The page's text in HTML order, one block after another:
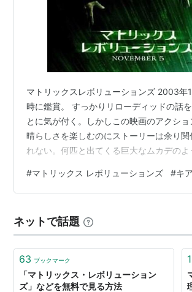
発売日: 2004/04/02
メディア: DVD
購入: 2人クリック: 37
この商品を含むブログ
関連作品
映画
マトリックス
マトリックス リローデッド
アニメ
アニマトリックス
ASIN:B00009MN4X
SF映画 アクション映画
マトリックスレボリューションズ 2003年
時に鑑賞。 すっかりリローディッドの話
とに気が付く。しかしこの映画のアクシ
晴らしさを楽しむのにストーリーは余り関
れない。何匹と出てくる巨大なムカデのよ
思われる戦闘シーン。（実際あまりにも長
故、一体なんのために戦っているのかさ
どうでもいいのだ。それらは全てあの素
アクションシーンを見せるための、ただ
いのだから。そして作り手に理由は必要か
#マトリックス レボリューションズ #キ
ネットで話題
63 ブックマーク
「マトリックス・レボリューション
ズ」などを無料で見る方法